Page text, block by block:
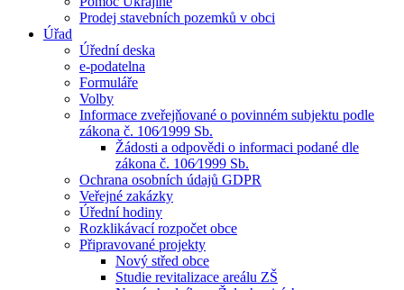
Prodej stavebních pozemků v obci
Úřad
Úřední deska
e-podatelna
Formuláře
Volby
Informace zveřejňované o povinném subjektu podle
zákona č. 106⁄1999 Sb.
Žádosti a odpovědi o informaci podané dle
zákona č. 106⁄1999 Sb.
Ochrana osobních údajů GDPR
Veřejné zakázky
Úřední hodiny
Rozklikávací rozpočet obce
Připravované projekty
Nový střed obce
Studie revitalizace areálu ZŠ